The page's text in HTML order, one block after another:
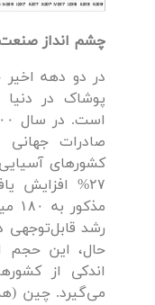
چشم انداز صنعت
در دو دهه
پوشاک در دنیا
صادرات
۲۷%
رشد قابل‌توجهی
حال، این حجم
اندکی از
می‌گیرد. چین